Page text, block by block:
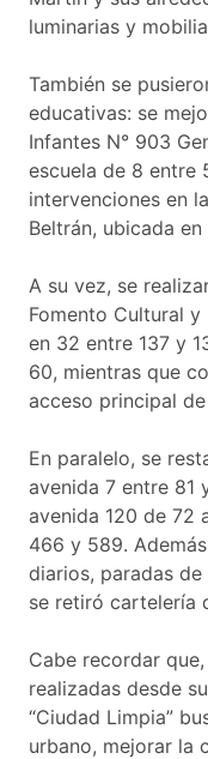
luminarias y
También se
educativas: se
Infantes N° 903
escuela de 8 entre
intervenciones en
Beltrán, ubicada
A su vez, se
Fomento Cultural
en 32 entre 137 y
60, mientras que
acceso principal
En paralelo, se
avenida 7 entre 81
avenida 120 de 72
466 y 589.
diarios, paradas
se retiró cartelería
Cabe recordar
realizadas desde
“Ciudad Limpia”
urbano, mejorar la